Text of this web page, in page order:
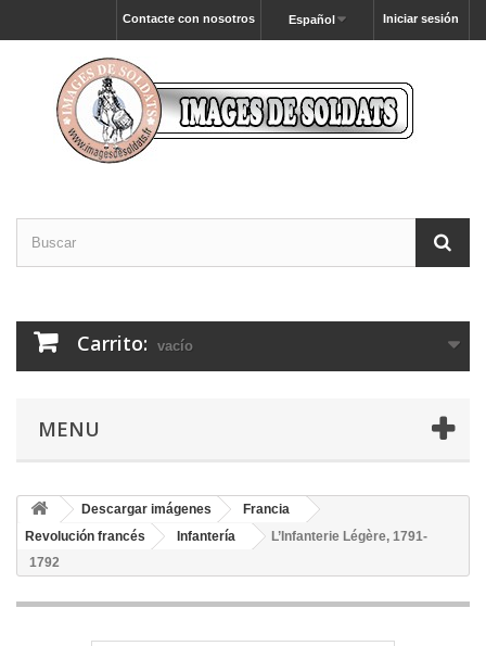
Iniciar sesión
Español
Contacte con nosotros
Carrito: vacío
MENU
Descargar imágenes
Francia
Revolución francés
Infantería
L’Infanterie Légère, 1791-
1792